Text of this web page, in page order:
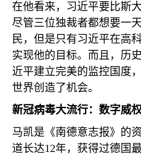
在他看来，习近平要比斯
尽管三位独裁者都想要一天
民，但是只有习近平在高
实现他的目标。而且，历
近平建立完美的监控国度
世界创造了机会。
新冠病毒大流行：数字威
马凯是《南德意志报》的
道长达12年，获得过德国